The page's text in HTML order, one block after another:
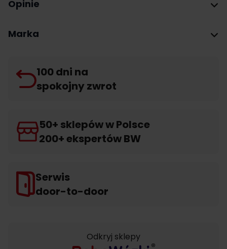
Opinie
Marka
100 dni na
spokojny zwrot
50+ sklepów w Polsce
200+ ekspertów BW
Serwis
door-to-door
Odkryj sklepy